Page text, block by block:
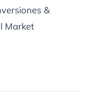
&
Market